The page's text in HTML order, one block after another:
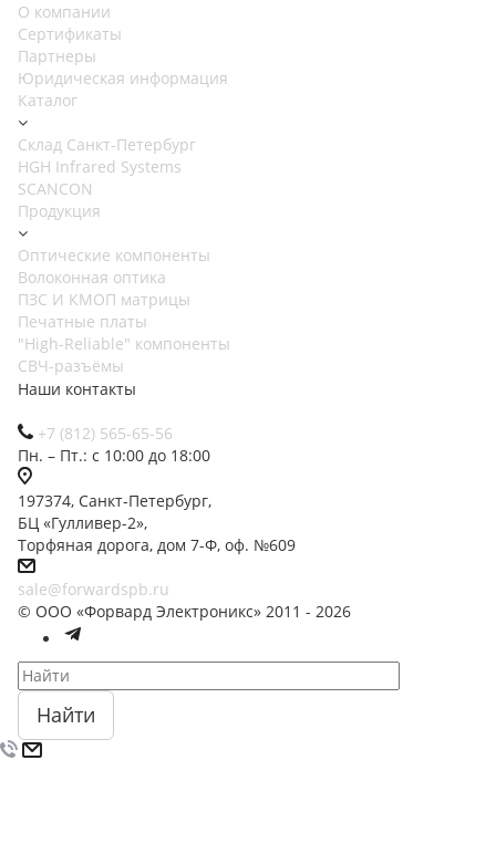
О компании
Сертификаты
Партнеры
Юридическая информация
Каталог
Cклад Санкт-Петербург
HGH Infrared Systems
SCANCON
Продукция
Оптические компоненты
Волоконная оптика
ПЗС И КМОП матрицы
Печатные платы
"High-Reliable" компоненты
СВЧ-разъёмы
Наши контакты
+7 (812) 565-65-56
Пн. – Пт.: с 10:00 до 18:00
197374, Санкт-Петербург,
БЦ «Гулливер-2»,
Торфяная дорога, дом 7-Ф, оф. №609
sale@forwardspb.ru
© ООО «Форвард Электроникс» 2011 - 2026
Найти